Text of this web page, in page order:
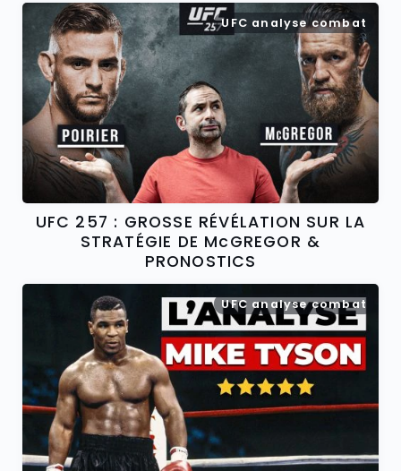
UFC analyse combat
UFC 257 : GROSSE RÉVÉLATION SUR LA
STRATÉGIE DE McGREGOR &
PRONOSTICS
UFC analyse combat